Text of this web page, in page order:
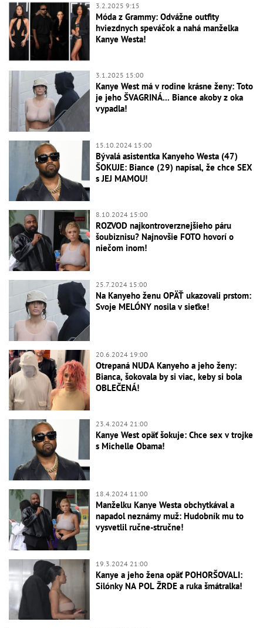
3.2.2025 9:15
Móda z Grammy: Odvážne outfity
hviezdnych speváčok a nahá manželka
Kanye Westa!
3.1.2025 15:00
Kanye West má v rodine krásne ženy: Toto
je jeho ŠVAGRINÁ... Biance akoby z oka
vypadla!
15.10.2024 15:00
Bývalá asistentka Kanyeho Westa (47)
ŠOKUJE: Biance (29) napísal, že chce SEX
s JEJ MAMOU!
8.10.2024 15:00
ROZVOD najkontroverznejšieho páru
šoubiznisu? Najnovšie FOTO hovorí o
niečom inom!
25.7.2024 15:00
Na Kanyeho ženu OPÄŤ ukazovali prstom:
Svoje MELÓNY nosila v sieťke!
20.6.2024 19:00
Otrepaná NUDA Kanyeho a jeho ženy:
Bianca, šokovala by si viac, keby si bola
OBLEČENÁ!
23.4.2024 21:00
Kanye West opäť šokuje: Chce sex v trojke
s Michelle Obama!
18.4.2024 11:00
Manželku Kanye Westa obchytkával a
napadol neznámy muž: Hudobník mu to
vysvetlil ručne-stručne!
19.3.2024 21:00
Kanye a jeho žena opäť POHORŠOVALI:
Silónky NA POL ŽRDE a ruka šmátralka!